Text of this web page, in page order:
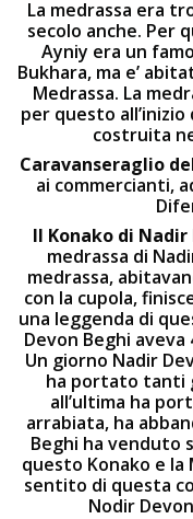
La medrassa era
secolo anche. Per
Ayniy era un
Bukhara, ma e’
Medrassa. La
per questo all’inizio
costruita
Caravanseraglio
ai commercianti,
Il Konako di Nadir
medrassa di
medrassa,
con la cupola,
una leggenda di
Devon Beghi
Un giorno Nadir
ha portato tanti
all’ultima ha
arrabiata, ha
Beghi ha venduto
questo Konako e la
sentito di questa
Nodir